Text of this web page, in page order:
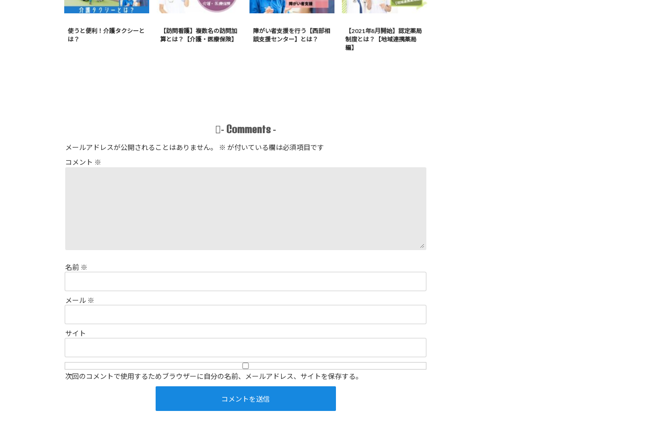
使うと便利！介護タクシーと
は？
【訪問看護】複数名の訪問加
算とは？【介護・医療保険】
障がい者支援を行う【西部相
談支援センター】とは？
【2021年8月開始】認定薬局
制度とは？【地域連携薬局
編】
- Comments -
メールアドレスが公開されることはありません。 ※ が付いている欄は必須項目です
コメント ※
名前 ※
メール ※
サイト
次回のコメントで使用するためブラウザーに自分の名前、メールアドレス、サイトを保存する。